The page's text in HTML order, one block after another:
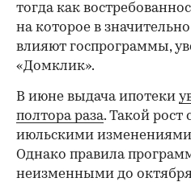
тогда как
на которое в
влияют госпрограммы,
«Домклик».
В июне выдача ипотеки
полтора раза. Такой
июльскими изменениями
Однако правила
неизменными до